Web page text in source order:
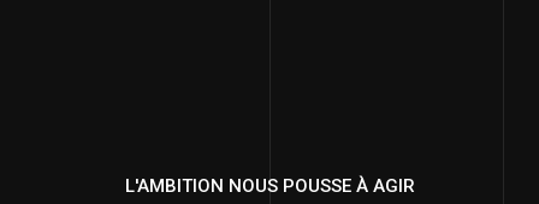
L'AMBITION NOUS POUSSE À AGIR